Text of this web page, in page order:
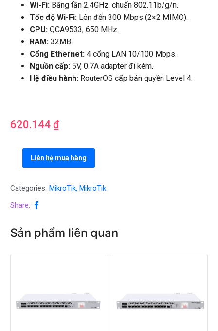
Wi-Fi: Băng tần 2.4GHz, chuẩn 802.11b/g/n.
Tốc độ Wi-Fi: Lên đến 300 Mbps (2×2 MIMO).
CPU: QCA9533, 650 MHz.
RAM: 32MB.
Cổng Ethernet: 4 cổng LAN 10/100 Mbps.
Nguồn cấp: 5V, 0.7A adapter đi kèm.
Hệ điều hành: RouterOS cấp bản quyền Level 4.
620.144 ₫
Liên hệ mua hàng
Categories: MikroTik, MikroTik
Share:
Sản phẩm liên quan